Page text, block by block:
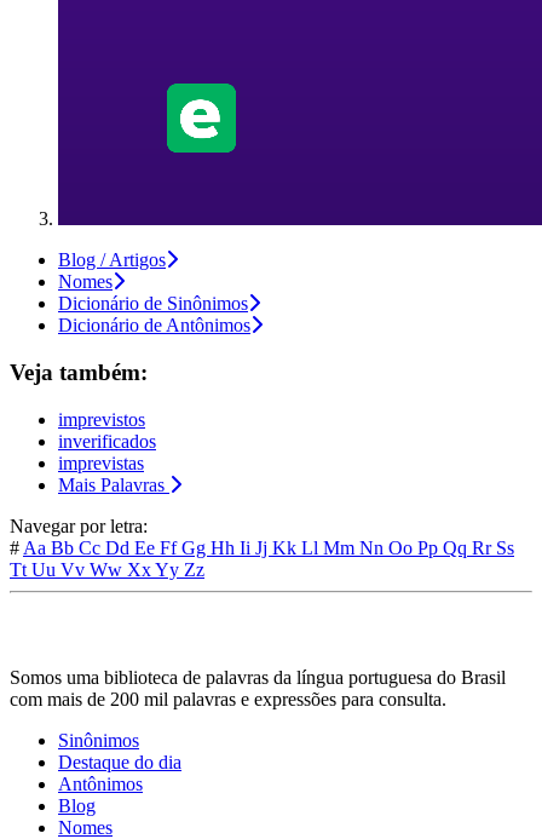
Blog / Artigos
Nomes
Dicionário de Sinônimos
Dicionário de Antônimos
Veja também:
imprevistos
inverificados
imprevistas
Mais Palavras
Navegar por letra:
# Aa Bb Cc Dd Ee FfGg Hh Ii Jj Kk Ll Mm Nn Oo Pp Qq Rr Ss
Tt Uu Vv Ww XxYy Zz
Somos uma biblioteca de palavras da língua portuguesa do Brasil
com mais de 200 mil palavras e expressões para consulta.
Sinônimos
Destaque do dia
Antônimos
Blog
Nomes